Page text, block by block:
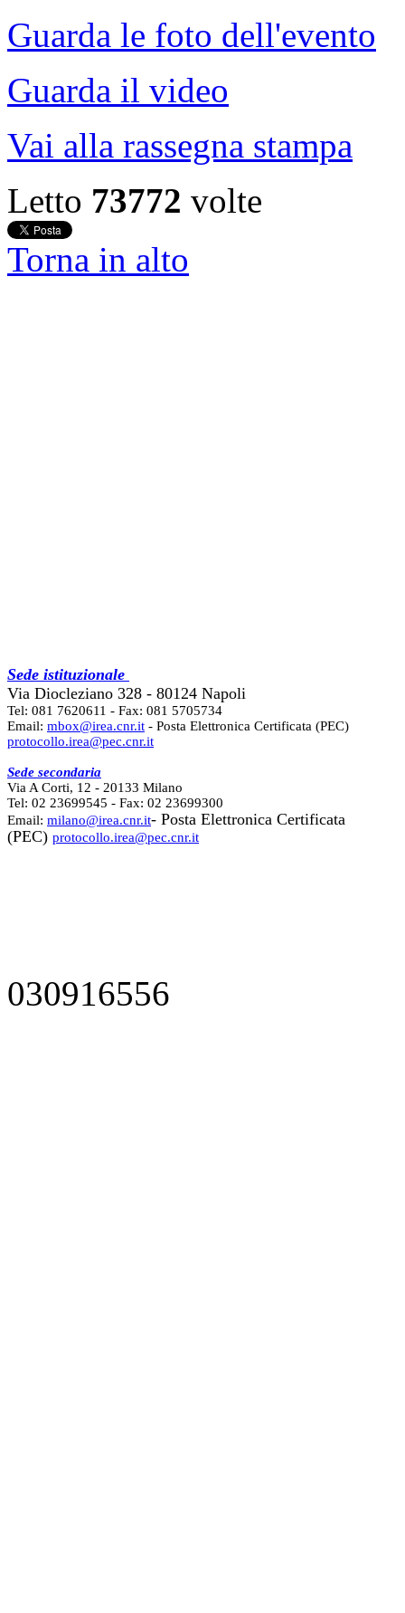
Guarda le foto dell'evento
Guarda il video
Vai alla rassegna stampa
Letto 73772 volte
Torna in alto
Sede istituzionale
Via Diocleziano 328 - 80124 Napoli
Tel: 081 7620611 - Fax: 081 5705734
Email: mbox@irea.cnr.it - Posta Elettronica Certificata (PEC)
protocollo.irea@pec.cnr.it
Sede secondaria
Via A Corti, 12 - 20133 Milano
Tel: 02 23699545 - Fax: 02 23699300
Email: milano@irea.cnr.it- Posta Elettronica Certificata
(PEC) protocollo.irea@pec.cnr.it
030916556